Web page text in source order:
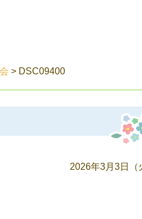
> DSC09400
2026年3月3日（